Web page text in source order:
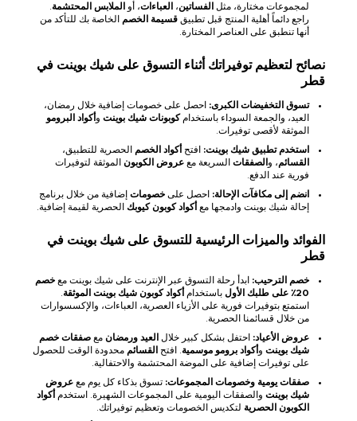
لمجموعات مختارة، مثل
الفساتين، العباءات، أو الملابس المحتشمة
راجع دائماً أهلية المنتج قبل تطبيق قسيمة الخصم الخاصة بك للتأكد من
أنها تنطبق على العناصر المختارة.
نصائح لتعظيم توفيراتك أثناء التسوق على شيك بوينت في
قطر
تسوق التخفيضات الكبرى: احصل على خصومات إضافية خلال رمضان،
العيد، والجمعة السوداء باستخدامكوبونات شيك بوينت و أكواد البرومو
الموثقة لأقصى توفيرات.
استخدم تطبيق شيك بوينت: افتح أكواد الخصم الحصرية للتطبيق،
القسائم، و الصفقات السريعة مع عروض الكوبون الموثقة لتوفيرات
فورية عند الدفع.
انضم إلى مكافآت الإحالة: احصل على خصومات إضافية من خلال برنامج
إحالة شيك بوينت وادمجها مع أكواد كوبون كيوبك الحصرية لقيمة إضافية.
الفوائد والميزات الرئيسية للتسوق على شيك بوينت في
قطر
خصم الترحيب: ابدأ رحلة التسوق عبر الإنترنت على شيك بوينت مع خصم
20٪ على طلبك الأول
باستخدام أكواد كوبون شيك بوينت الموثقة
استمتع بتوفيرات فورية على الأزياء العصرية، العباءات، والإكسسوارات
من خلال قسائمنا الحصرية.
عروض الأعياد: احتفل بشكل كبير خلال العيد ورمضان مع صفقات خصم
شيك بوينت و أكواد برومو موسمية . افتح القسائم محدودة الوقت للحصول
على توفيرات إضافية على الموضة المحتشمة والاحتفالية.
صفقات يومية وخصومات المجموعات: تسوق بذكاء كل يوم مع عروض
شيك بوينت والصفقات اليومية على المجموعات الشهيرة. استخدم أكواد
الكوبون الحصرية لتكديس الخصومات وتعظيم توفيراتك.